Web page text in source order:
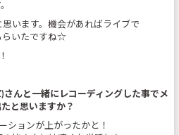
います。機会があればライブで
らいたですね☆
んと一緒にレコーディングした事でメ
と思いますか？
ションが上がったかと！